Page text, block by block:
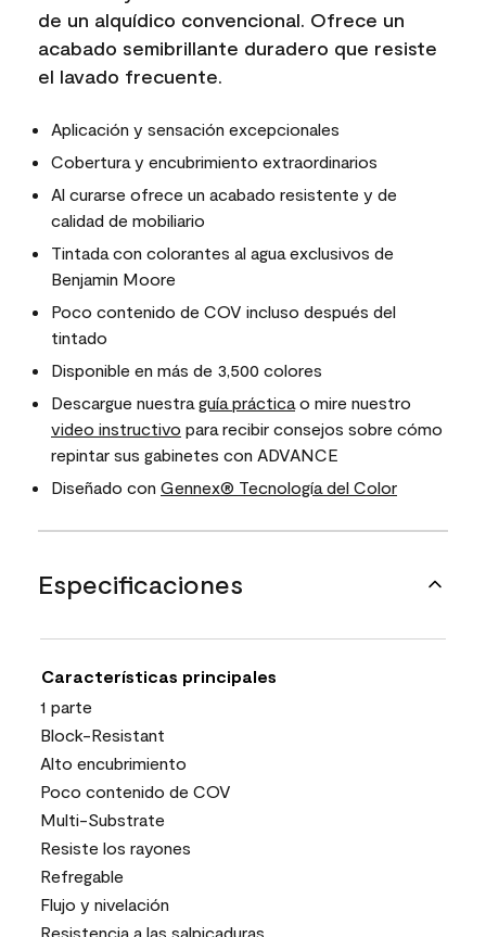
de un alquídico convencional. Ofrece un
acabado semibrillante duradero que resiste
el lavado frecuente.
Aplicación y sensación excepcionales
Cobertura y encubrimiento extraordinarios
Al curarse ofrece un acabado resistente y de
calidad de mobiliario
Tintada con colorantes al agua exclusivos de
Benjamin Moore
Poco contenido de COV incluso después del
tintado
Disponible en más de 3,500 colores
Descargue nuestraguía prácticao mire nuestro
video instructivo para recibir consejos sobre cómo
repintar sus gabinetes con ADVANCE
Diseñado con Gennex® Tecnología del Color
Especificaciones
Características principales
1 parte
Block-Resistant
Alto encubrimiento
Poco contenido de COV
Multi-Substrate
Resiste los rayones
Refregable
Flujo y nivelación
Resistencia a las salpicaduras